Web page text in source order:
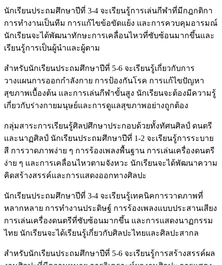
นักเรียนประถมศึกษาปีที่ 3-4 จะเรียนรู้การเล่นกีฬาที่มีกฎกติกา
การทำงานเป็นทีม การแก้ไขข้อขัดแย้ง และการควบคุมอารมณ์
นักเรียนจะได้พัฒนาทักษะการเคลื่อนไหวที่ซับซ้อนมากขึ้นและ
เรียนรู้การเป็นผู้นำและผู้ตาม
สำหรับนักเรียนประถมศึกษาปีที่ 5-6 จะเรียนรู้เกี่ยวกับการ
วางแผนการออกกำลังกาย การป้องกันโรค การแก้ไขปัญหา
สุขภาพเบื้องต้น และการเล่นกีฬาขั้นสูง นักเรียนจะต้องมีความรู้
เกี่ยวกับร่างกายมนุษย์และการดูแลสุขภาพอย่างถูกต้อง
กลุ่มสาระการเรียนรู้ศิลปศึกษาประกอบด้วยทั้งทัศนศิลป์ ดนตรี
และนาฏศิลป์ นักเรียนประถมศึกษาปีที่ 1-2 จะเรียนรู้การระบาย
สี การวาดภาพง่าย ๆ การร้องเพลงพื้นฐาน การเล่นเครื่องดนตรี
ง่าย ๆ และการเคลื่อนไหวตามจังหวะ นักเรียนจะได้พัฒนาความ
คิดสร้างสรรค์และการแสดงออกทางศิลปะ
นักเรียนประถมศึกษาปีที่ 3-4 จะเรียนรู้เทคนิคการวาดภาพที่
หลากหลาย การทำงานประดิษฐ์ การร้องเพลงแบบประสานเสียง
การเล่นเครื่องดนตรีที่ซับซ้อนมากขึ้น และการแสดงนาฏกรรม
ไทย นักเรียนจะได้เรียนรู้เกี่ยวกับศิลปะไทยและศิลปะสากล
สำหรับนักเรียนประถมศึกษาปีที่ 5-6 จะเรียนรู้การสร้างสรรค์ผล